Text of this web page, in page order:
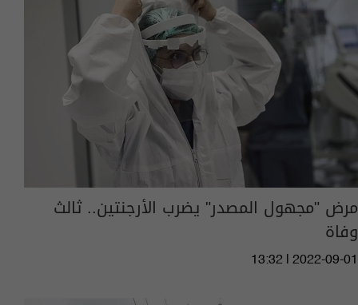
مرض "مجهول المصدر" يضرب الأرجنتين.. ثالث
وفاة
13:32 | 2022-09-01